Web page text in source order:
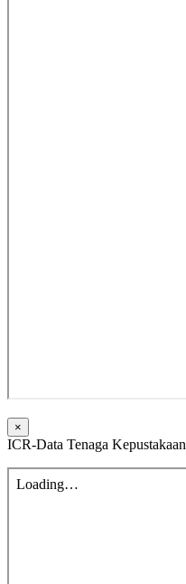
×
ICR-Data Tenaga Kepustakaan